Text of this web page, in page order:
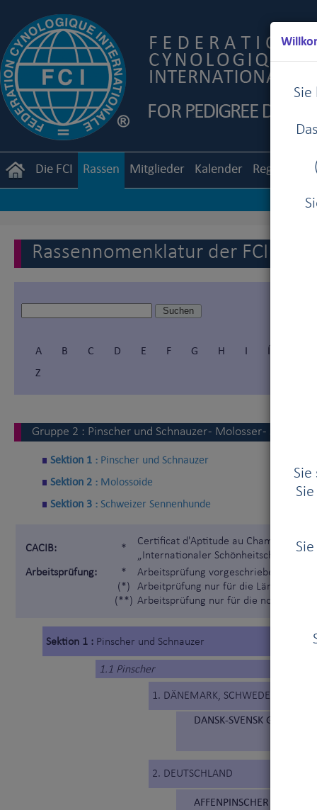
Sie
Sie
Die FCI Rassen Mitglieder Kalender Reglemente
Rassennomenklatur der FCI
A B C D E F G H I Í
Z
Gruppe 2 : Pinscher und Schnauzer - Molosser -
Sektion 1 : Pinscher und Schnauzer
Sektion 2 : Molossoide
Sektion 3 : Schweizer Sennenhunde
CACIB: *
Certificat d'Aptitude au Championnat
„Internationaler Schönheitschampion“)
Arbeitsprüfung:
*
(*)
(**)
Arbeitsprüfung vorgeschrieben
Arbeitprüfung nur für die Länder, die
Arbeitsprüfung nur für die nordischen
Sektion 1 : Pinscher und Schnauzer
1.1 Pinscher
1. DÄNEMARK, SCHWEDEN
DANSK-SVENSK
2. DEUTSCHLAND
AFFENPINSCHER (186)